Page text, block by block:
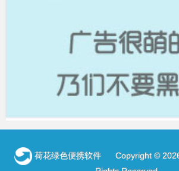
荷花绿色便携软件
Copyright ©